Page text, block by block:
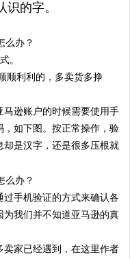
的字。
。
顺利利的，多卖货多挣
逊账户的时候需要使用手
如下图。按正常操作，验
是汉字，还是很多压根就
手机验证的方式来确认各
我们并不知道亚马逊的真
家已经遇到，在这里作者